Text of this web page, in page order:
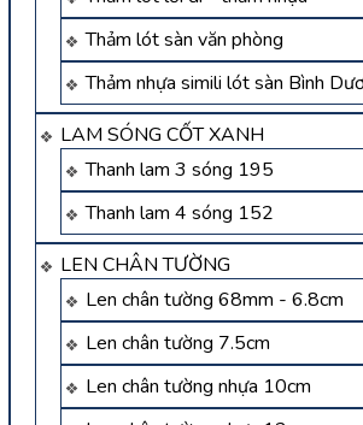
Thảm lót sàn văn phòng
Thảm nhựa simili lót sàn Bình
LAM SÓNG CỐT XANH
Thanh lam 3 sóng 195
Thanh lam 4 sóng 152
LEN CHÂN TƯỜNG
Len chân tường 68mm - 6.8cm
Len chân tường 7.5cm
Len chân tường nhựa 10cm